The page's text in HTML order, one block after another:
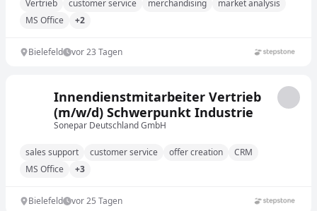
Vertrieb customer service merchandising
market analysis
MS Office
+2
Bielefeld vor 23 Tagen
Innendienstmitarbeiter Vertrieb
(m/w/d) Schwerpunkt Industrie
Sonepar Deutschland GmbH
sales support customer service offer creation
CRM
MS Office
+3
Bielefeld vor 25 Tagen